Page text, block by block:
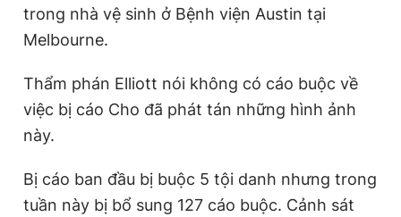
i
m
trong nhà vệ sinh ở Bệnh viện Austin tại
Melbourne.
Thẩm phán Elliott nói không có cáo buộc về
việc bị cáo Cho đã phát tán những hình ảnh
này.
Bị cáo ban đầu bị buộc 5 tội danh nhưng trong
tuần này bị bổ sung 127 cáo buộc. Cảnh sát